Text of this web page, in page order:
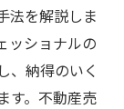
法を解説しま
ッショナルの
、納得のいく
す。不動産売